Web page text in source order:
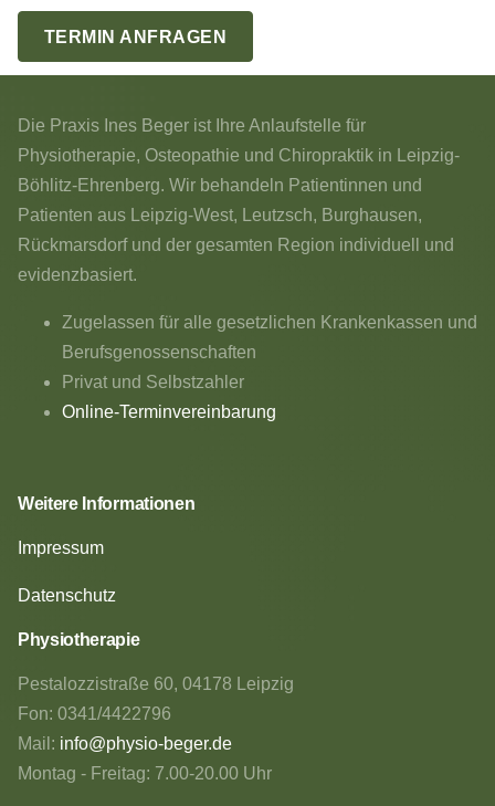
TERMIN ANFRAGEN
Die Praxis Ines Beger ist Ihre Anlaufstelle für
Physiotherapie, Osteopathie und Chiropraktik in Leipzig-
Böhlitz-Ehrenberg. Wir behandeln Patientinnen und
Patienten aus Leipzig-West, Leutzsch, Burghausen,
Rückmarsdorf und der gesamten Region individuell und
evidenzbasiert.
Zugelassen für alle gesetzlichen Krankenkassen und
Berufsgenossenschaften
Privat und Selbstzahler
Online-Terminvereinbarung
Weitere Informationen
Impressum
Datenschutz
Physiotherapie
Pestalozzistraße 60, 04178 Leipzig
Fon: 0341/4422796
Mail: info@physio-beger.de
Montag - Freitag: 7.00-20.00 Uhr